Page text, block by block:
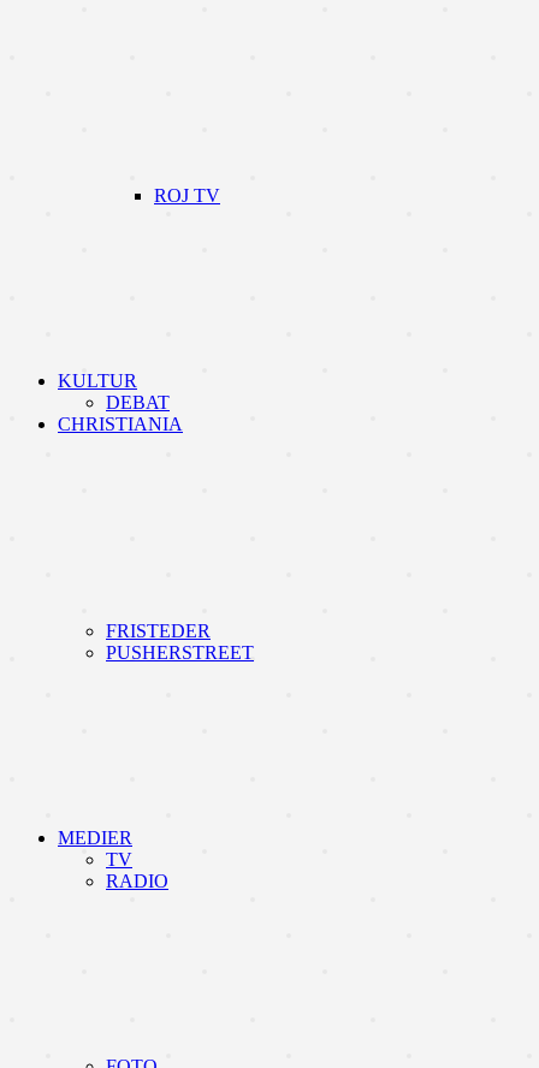
ROJ TV
KULTUR
DEBAT
CHRISTIANIA
FRISTEDER
PUSHERSTREET
MEDIER
TV
RADIO